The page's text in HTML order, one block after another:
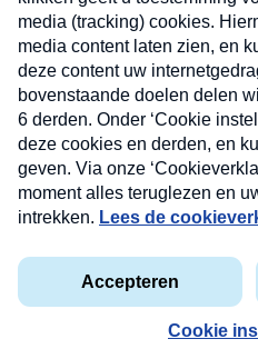
Privacyverklaring
Kwetsbaarheid melden
Copyright © 2026 MAX Vandaag -
Nieuwsbrief
Neem hier een gratis
nieuwsbrief. Elke vrijdag-